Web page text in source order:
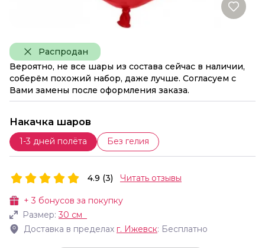
Распродан
Вероятно, не все шары из состава сейчас в наличии,
соберём похожий набор, даже лучше. Согласуем с
Вами замены после оформления заказа.
Накачка шаров
1-3 дней полёта Без гелия
+3 бонусов за покупку
Размер:30 см
Доставка в пределах г. Ижевск: Бесплатно
4.9 (3) Читать отзывы